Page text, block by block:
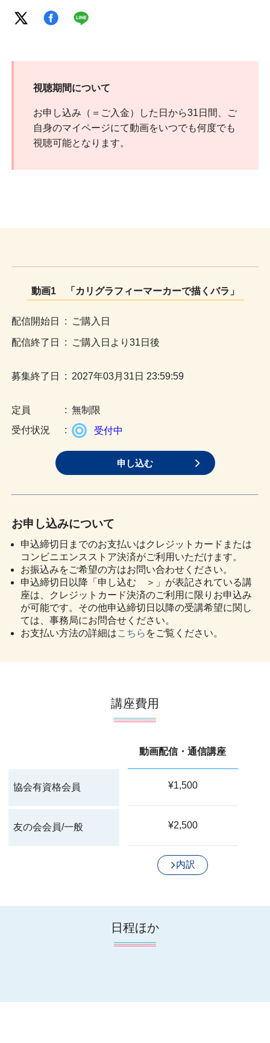
視聴期間について
お申し込み（＝ご入金）した日から31日間、ご
自身のマイページにて動画をいつでも何度でも
視聴可能となります。
動画1 「カリグラフィーマーカーで描くバラ」
: ご購入日
: ご購入日より31日後
: 2027年03月31日 23:59:59
: 無制限
:
受付中
申し込む
お申し込みについて
申込締切日までのお支払いはクレジットカードまたは
コンビニエンスストア決済がご利用いただけます。
お振込みをご希望の方はお問い合わせください。
申込締切日以降「申し込む ＞」が表記されている講
座は、クレジットカード決済のご利用に限りお申込み
が可能です。その他申込締切日以降の受講希望に関し
ては、事務局にお問合せください。
お支払い方法の詳細はこちら をご覧ください。
講座費用
動画配信・通信講座
協会有資格会員 ¥1,500
友の会会員/一般 ¥2,500
内訳
日程ほか